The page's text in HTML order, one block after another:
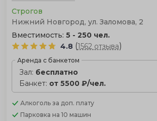
Строгов
Нижний Новгород, ул. Заломова, 2
Вместимость: 5 - 250 чел.
4.8 (1562 отзыва)
Аренда с банкетом
Зал: бесплатно
Банкет: от 5500 ₽/чел.
Алкоголь за доп. плату
Парковка на 10 машин